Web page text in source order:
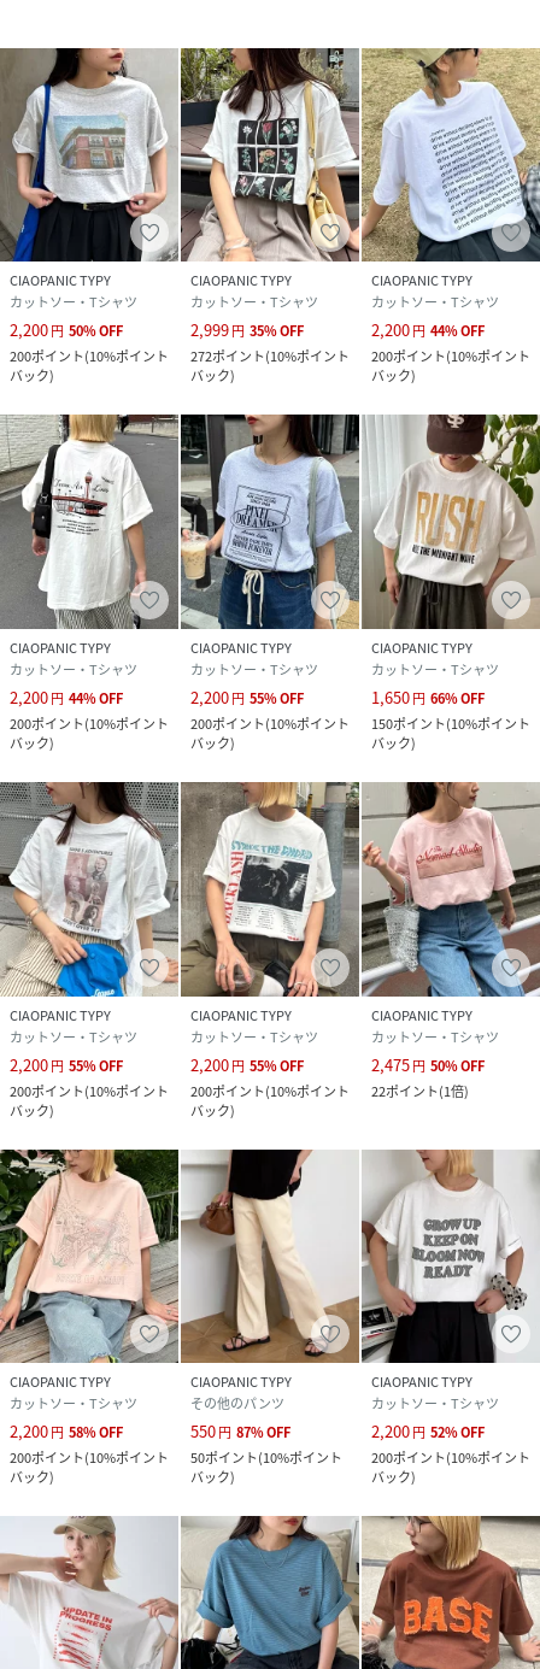
・・・・・・・・・・・・・・・・・・・・・・
▼気になる商品をお気に入り登録
ハートをクリックして《お気に入り登録》がオススメです！
※画像の商品はサンプルを使用しております。実際の商品と
若干の仕様が変更になる場合がございますので、予めご了承
の上ご注文くださいますようお願いいたします
※屋外の光や照明の当たり具合で、実際の商品の色味とカラ
ー別画像の色味に若干の違いが発生する場合がございます。
詳細画像と併せてご確認の上、ご注文いただきますようお願
※独自のタイムセールなどの施策により、実店舗と価格差が
発生する場合がございます。
※実際の店舗在庫につきましては、各店舗に直接お問い合わ
せください。
性別タイプ ユニセックス
原産国 中国
素材 綿100%
サイズ M、L
品番
PA7918_TYZ4051306A0008
(TYZ4051306A0008-k-k PA7918)
CIAOPANIC TYPY
カットソー・Tシャツ
2,200円 50%OFF
200ポイント(10%ポイント
バック)
CIAOPANIC TYPY
カットソー・Tシャツ
2,999円 35%OFF
272ポイント(10%ポイント
バック)
CIAOPANIC TYPY
カットソー・Tシャツ
2,200円 44%OFF
200ポイント(10%ポイント
バック)
CIAOPANIC TYPY
カットソー・Tシャツ
2,200円 44%OFF
200ポイント(10%ポイント
バック)
CIAOPANIC TYPY
カットソー・Tシャツ
2,200円 55%OFF
200ポイント(10%ポイント
バック)
CIAOPANIC TYPY
カットソー・Tシャツ
1,650円 66%OFF
150ポイント(10%ポイント
バック)
CIAOPANIC TYPY
カットソー・Tシャツ
2,200円 55%OFF
200ポイント(10%ポイント
バック)
CIAOPANIC TYPY
カットソー・Tシャツ
2,200円 55%OFF
200ポイント(10%ポイント
バック)
CIAOPANIC TYPY
カットソー・Tシャツ
2,475円 50%OFF
22ポイント(1倍)
CIAOPANIC TYPY
カットソー・Tシャツ
2,200円 58%OFF
200ポイント(10%ポイント
バック)
CIAOPANIC TYPY
その他のパンツ
550円 87%OFF
50ポイント(10%ポイント
バック)
CIAOPANIC TYPY
カットソー・Tシャツ
2,200円 52%OFF
200ポイント(10%ポイント
バック)